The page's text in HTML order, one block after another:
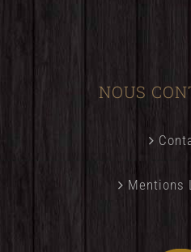
NOUS
Mentions